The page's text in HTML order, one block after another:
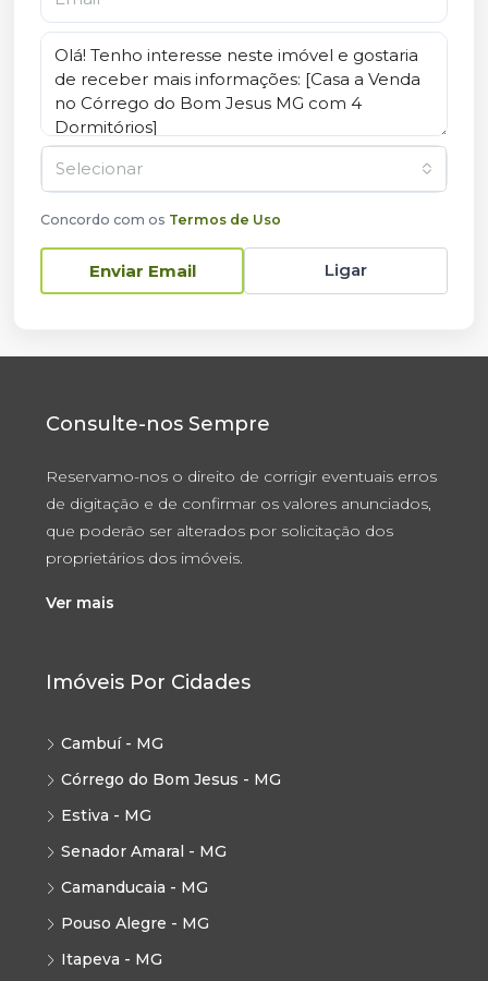
Selecionar
Concordo com os Termos de Uso
Enviar Email Ligar
Consulte-nos Sempre
Reservamo-nos o direito de corrigir eventuais erros
de digitação e de confirmar os valores anunciados,
que poderão ser alterados por solicitação dos
proprietários dos imóveis.
Ver mais
Imóveis Por Cidades
Cambuí - MG
Córrego do Bom Jesus - MG
Estiva - MG
Senador Amaral - MG
Camanducaia - MG
Pouso Alegre - MG
Itapeva - MG